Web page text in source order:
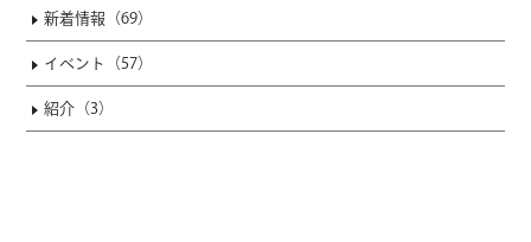
新着情報（69）
イベント（57）
紹介（3）